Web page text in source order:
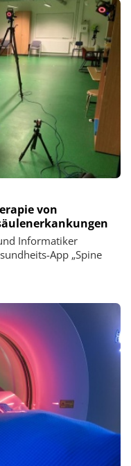
von
Informatiker
App „Spine